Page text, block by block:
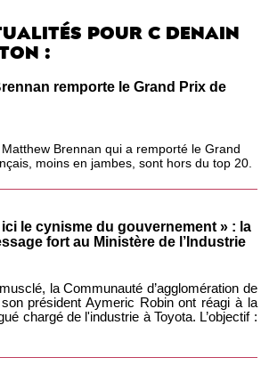
POUR C DENAIN
:
remporte le Grand Prix de
Brennan qui a remporté le Grand
moins en jambes, sont hors du top 20.
le cynisme du gouvernement » : la
fort au Ministère de l’Industrie
la Communauté d’agglomération de
président Aymeric Robin ont réagi à la
chargé de l'industrie à Toyota. L’objectif :